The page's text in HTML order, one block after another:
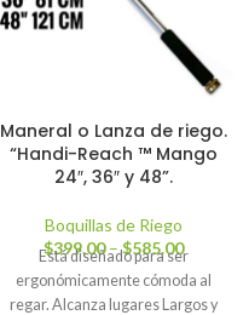
Maneral o Lanza de riego.
“Handi-Reach ™ Mango
24″, 36″ y 48”.
Boquillas de Riego
$399.00 – $585.00
Está diseñado para ser
ergonómicamente cómoda al
regar. Alcanza lugares Largos y